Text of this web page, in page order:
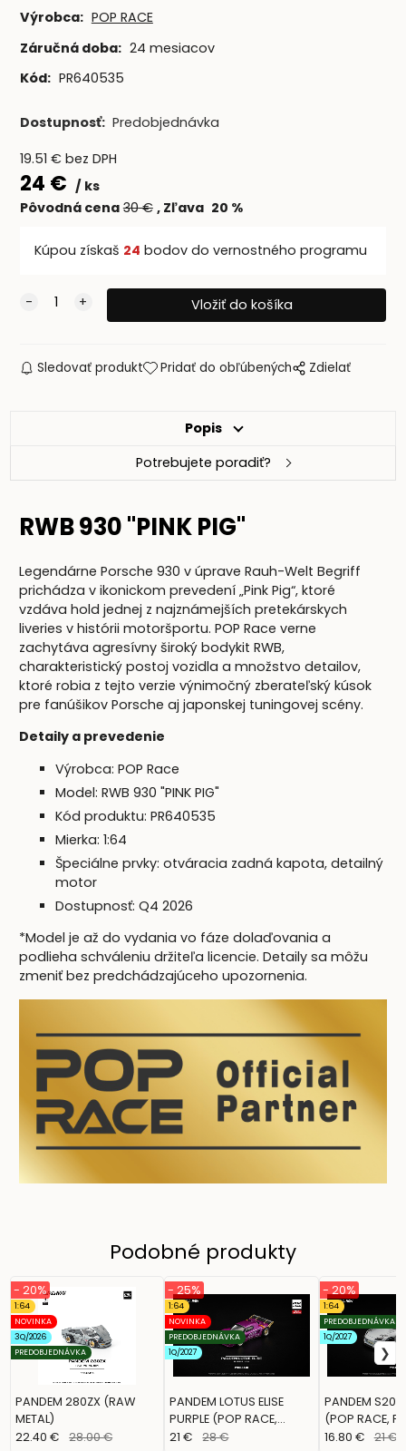
Výrobca: POP RACE
Záručná doba: 24 mesiacov
Kód: PR640535
Dostupnosť: Predobjednávka
19.51 € bez DPH
24 €
ks
Pôvodná cena 30€ Zľava 20 %
Kúpou získaš 24 bodov do vernostného programu
Sledovať produkt Pridať do obľúbených Zdielať
Popis
Potrebujete poradiť?
RWB 930 "PINK PIG"
Legendárne Porsche 930 v úprave Rauh-Welt Begriff
prichádza v ikonickom prevedení „Pink Pig“, ktoré
vzdáva hold jednej z najznámejších pretekárskych
liveries v histórii motoršportu. POP Race verne
zachytáva agresívny široký bodykit RWB,
charakteristický postoj vozidla a množstvo detailov,
ktoré robia z tejto verzie výnimočný zberateľský kúsok
pre fanúšikov Porsche aj japonskej tuningovej scény.
Detaily a prevedenie
Výrobca:POP Race
Model: RWB 930 "PINK PIG"
Kód produktu: PR640535
Mierka: 1:64
Špeciálne prvky: otváracia zadná kapota, detailný
motor
Dostupnosť: Q4 2026
*Model je až do vydania vo fáze dolaďovania a
podlieha schváleniu držiteľa licencie. Detaily sa môžu
zmeniť bez predchádzajúceho upozornenia.
Podobné produkty
PANDEM 280ZX (RAW
METAL)
1:64
NOVINKA
3Q/2026
PREDOBJEDNÁVKA
- 20%
22.40 € 28.00 €
PANDEM LOTUS ELISE
PURPLE (POP RACE,
PR640448)
1:64
NOVINKA
PREDOBJEDNÁVKA
1Q/2027
- 25%
21 € 28 €
PANDEM
(POP RACE,
1:64
PREDOBJEDNÁVKA
1Q/2027
- 20%
16.80 € 21 €